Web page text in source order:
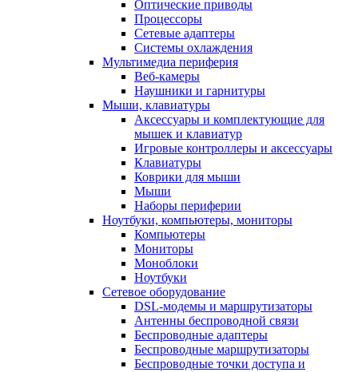
Оптические приводы
Процессоры
Сетевые адаптеры
Системы охлаждения
Мультимедиа периферия
Веб-камеры
Наушники и гарнитуры
Мыши, клавиатуры
Аксессуары и комплектующие для
мышек и клавиатур
Игровые контроллеры и аксессуары
Клавиатуры
Коврики для мыши
Мыши
Наборы периферии
Ноутбуки, компьютеры, мониторы
Компьютеры
Мониторы
Моноблоки
Ноутбуки
Сетевое оборудование
DSL-модемы и маршрутизаторы
Антенны беспроводной связи
Беспроводные адаптеры
Беспроводные маршрутизаторы
Беспроводные точки доступа и